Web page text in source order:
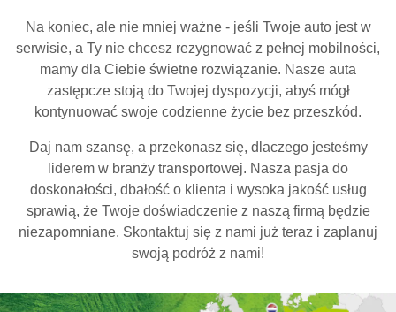
Na koniec, ale nie mniej ważne - jeśli Twoje auto jest w
serwisie, a Ty nie chcesz rezygnować z pełnej mobilności,
mamy dla Ciebie świetne rozwiązanie. Nasze auta
zastępcze stoją do Twojej dyspozycji, abyś mógł
kontynuować swoje codzienne życie bez przeszkód.
Daj nam szansę, a przekonasz się, dlaczego jesteśmy
liderem w branży transportowej. Nasza pasja do
doskonałości, dbałość o klienta i wysoka jakość usług
sprawią, że Twoje doświadczenie z naszą firmą będzie
niezapomniane. Skontaktuj się z nami już teraz i zaplanuj
swoją podróż z nami!